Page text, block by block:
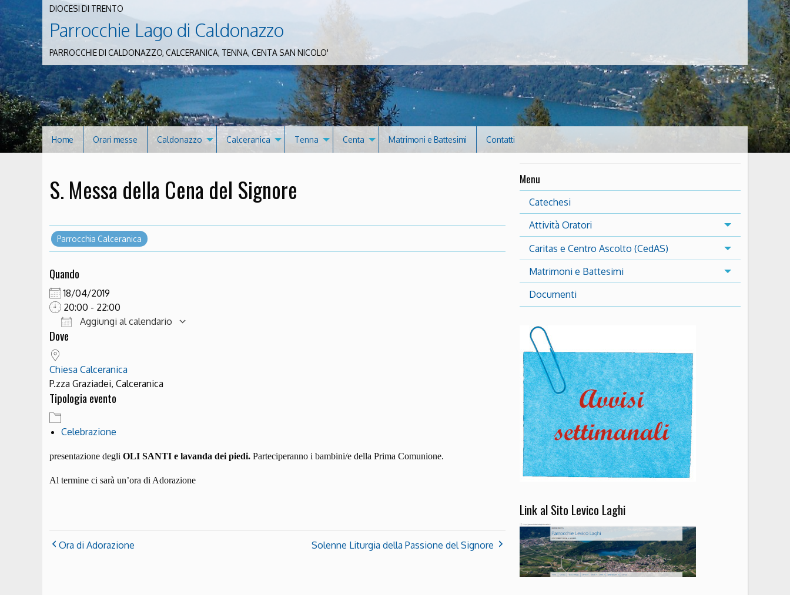
DIOCESI DI TRENTO
Parrocchie Lago di Caldonazzo
PARROCCHIE DI CALDONAZZO, CALCERANICA, TENNA, CENTA SAN NICOLO'
Home Orari messe Caldonazzo Calceranica Tenna Centa Matrimoni e Battesimi Contatti
S. Messa della Cena del Signore
Parrocchia Calceranica
Quando
18/04/2019
20:00 - 22:00
Aggiungi al calendario
Dove
Chiesa Calceranica
P.zza Graziadei, Calceranica
Tipologia evento
Celebrazione
presentazione degli OLI SANTI e lavanda dei piedi. Parteciperanno i bambini/e della Prima Comunione.
Al termine ci sarà un’ora di Adorazione
Ora di Adorazione Solenne Liturgia della Passione del Signore
Menu
Catechesi
Attività Oratori
Caritas e Centro Ascolto (CedAS)
Matrimoni e Battesimi
Documenti
Link al Sito Levico Laghi